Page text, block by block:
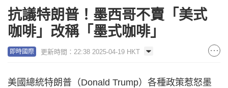
抗議特朗普！墨西哥不賣「美式
咖啡」改稱「墨式咖啡」
即時國際 更新時間：22:38 2025-04-19 HKT
美國總統特朗普（Donald Trump）各種政策惹怒墨